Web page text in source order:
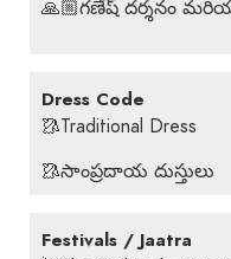
🙏🏼గణేష్ దర్శనం
Dress Code
🥻Traditional Dress
🥻సాంప్రదాయ దుస్తులు
Festivals / Jaatra